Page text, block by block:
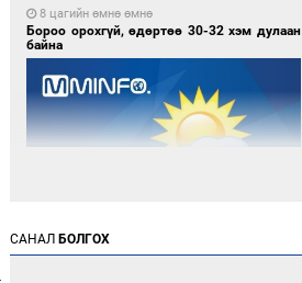
8 цагийн өмнө өмнө
Бороо орохгүй, өдөртөө 30-32 хэм дулаан
байна
1 өдрийн өмнө өмнө
САНАЛ БОЛГОХ